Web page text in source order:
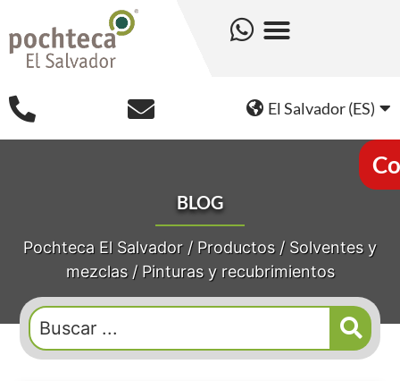
El Salvador (ES)
BLOG
Pochteca El Salvador / Productos/ Solventes y
mezclas/ Pinturas y recubrimientos